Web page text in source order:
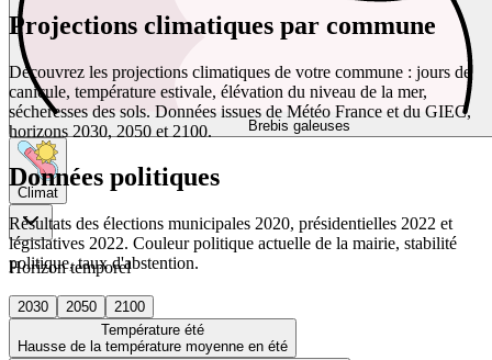
Brebis galeuses
Climat
Horizon temporel
2030 2050
2100
Température été
Hausse de la température moyenne en été
Projections climatiques par commune
Découvrez les projections climatiques de votre commune : jours de
canicule, température estivale, élévation du niveau de la mer,
sécheresses des sols. Données issues de Météo France et du GIEC,
horizons 2030, 2050 et 2100.
Données politiques
Résultats des élections municipales 2020, présidentielles 2022 et
législatives 2022. Couleur politique actuelle de la mairie, stabilité
politique, taux d'abstention.